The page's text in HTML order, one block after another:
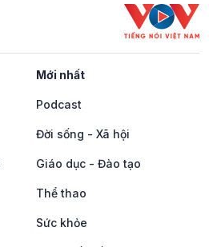
Mới nhất
Podcast
Đời sống - Xã hội
Giáo dục - Đào tạo
Thể thao
Sức khỏe